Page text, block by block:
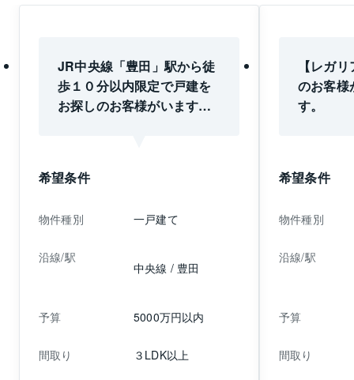
JR中央線「豊田」駅から徒
歩１０分以内限定で戸建を
お探しのお客様がいます。
ください。
希望条件
物件種別 一戸建て
沿線/駅
中央線 / 豊田
予算 5000万円以内
間取り ３LDK以上
【レガ
のお客様
す。
希望条件
物件種別
沿線/駅
予算
間取り